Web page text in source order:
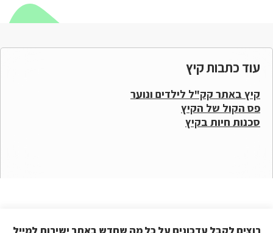
עוד כתבות קיץ
קיץ באתר קק"ל לילדים ונוער
פס הקול של הקיץ
סכנות חיות בקיץ